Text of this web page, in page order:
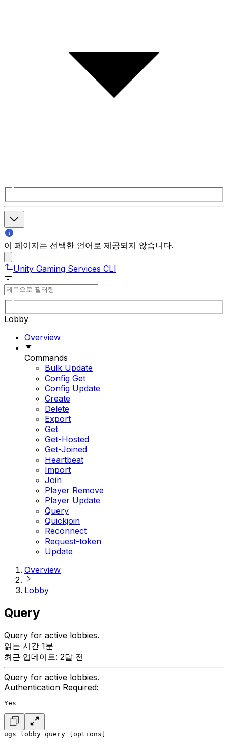
이 페이지는 선택한 언어로 제공되지 않습니다.
Unity Gaming Services CLI
Lobby
Overview
Commands
Bulk Update
Config Get
Config Update
Create
Delete
Export
Get
Get-Hosted
Get-Joined
Heartbeat
Import
Join
Player Remove
Player Update
Query
Quickjoin
Reconnect
Request-token
Update
Overview
Lobby
Query
Query for active lobbies.
읽는 시간 1분
최근 업데이트: 2달 전
Query for active lobbies.
Authentication Required:
Yes
ugs lobby query [options]